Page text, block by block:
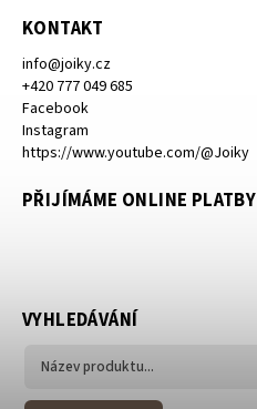
KONTAKT
info@joiky.cz
+420 777 049 685
Facebook
Instagram
https://www.youtube.com/@Joiky
PŘIJÍMÁME ONLINE PLATBY
VYHLEDÁVÁNÍ